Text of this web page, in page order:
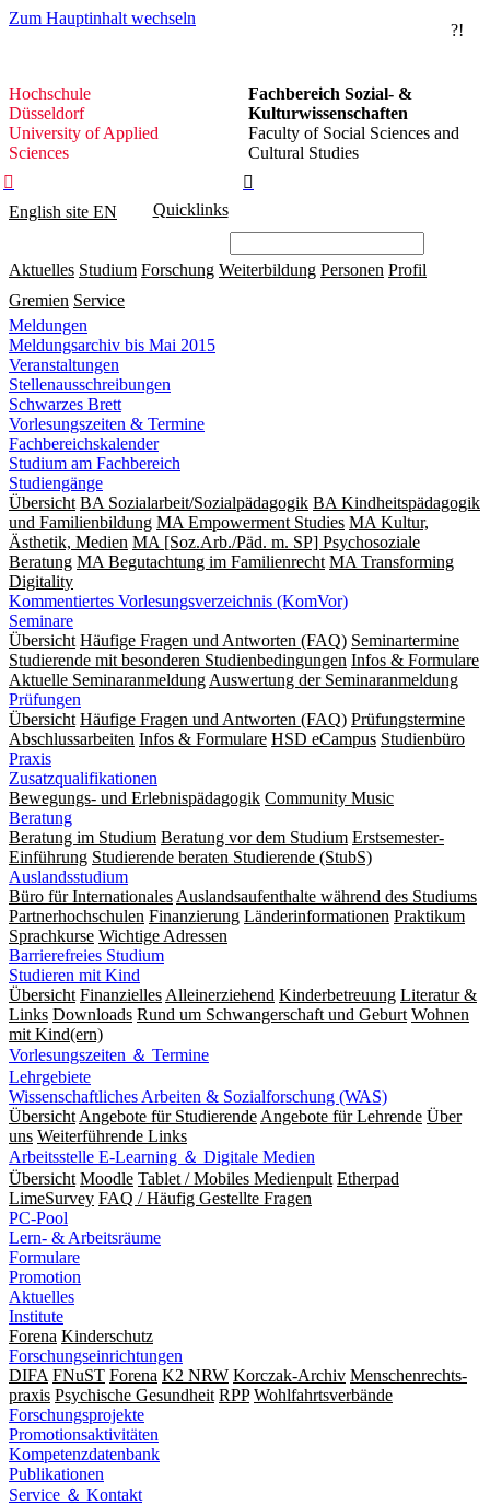
Zum Hauptinhalt wechseln
?!
Hochschule
Düsseldorf
Hochschule
Düsseldorf
University of Applied
Sciences
Fachbereich Sozial- &
Kulturwissenschaften
Faculty of Social Sciences and
Cultural Studies


English site EN Quicklinks
Aktuelles Studium Forschung Weiterbildung Personen Profil
Gremien Service
Meldungen
Meldungsarchiv bis Mai 2015
Veranstaltungen
Stellenausschreibungen
Schwarzes Brett
Vorlesungszeiten & Termine
Fachbereichskalender
Studium am Fachbereich
Studiengänge
Übersicht BA Sozialarbeit/Sozialpädagogik BA Kindheitspädagogik
und Familienbildung MA Empowerment Studies MA Kultur,
Ästhetik, Medien MA [Soz.Arb./Päd. m. SP] Psychosoziale
Beratung MA Begut­ach­tung im Fami­lien­recht MA Transforming
Digitality
Kommentiertes Vorlesungsverzeichnis (KomVor)
Seminare
Übersicht Häufige Fragen und Antworten (FAQ) Seminartermine
Studierende mit besonderen Studienbedingungen Infos & Formulare
Aktuelle Seminaranmeldung Auswertung der Seminaranmeldung
Prüfungen
Übersicht Häufige Fragen und Antworten (FAQ) Prüfungstermine
Abschlussarbeiten Infos & Formulare HSD eCampus Studienbüro
Praxis
Zusatzqualifikationen
Bewegungs- und Erlebnispädagogik Community Music
Beratung
Beratung im Studium Beratung vor dem Studium Erstsemester-
Einführung Studierende beraten Studierende (StubS)
Auslandsstudium
Büro für Internationales Auslandsaufenthalte während des Studiums
Partnerhochschulen Finanzierung Länderinformationen Praktikum
Sprachkurse Wichtige Adressen
Barrierefreies Studium
Studieren mit Kind
Übersicht Finanzielles Alleinerziehend Kinderbetreuung Literatur &
Links Downloads Rund um Schwangerschaft und Geburt Wohnen
mit Kind(ern)
Vorlesungszeiten ＆ Termine
Lehrgebiete
Wissenschaftliches Arbeiten & Sozialforschung (WAS)
Übersicht Angebote für Studierende Angebote für Lehrende Über
uns Weiterführende Links
Arbeitsstelle E-Learning ＆ Digitale Medien
Übersicht Moodle Tablet / Mobiles Medienpult Etherpad
LimeSurvey FAQ / Häufig Gestellte Fragen
PC-Pool
Lern- & Arbeitsräume
Formulare
Promotion
Aktuelles
Institute
Forena Kinderschutz
Forschungseinrichtungen
DIFA FNuST Forena K2 NRW Korczak-Archiv Men­schen­rechts­
praxis Psy­chische Gesund­heit RPP Wohlfahrts­verbände
Forschungsprojekte
Promotionsaktivitäten
Kompetenzdatenbank
Publikationen
Service ＆ Kontakt